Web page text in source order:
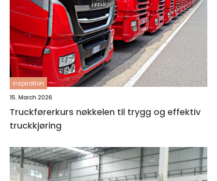
inspiration
15. March 2026
Truckførerkurs nøkkelen til trygg og effektiv
truckkjøring